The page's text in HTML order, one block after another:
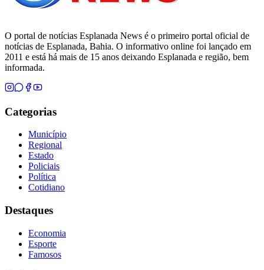
O portal de notícias Esplanada News é o primeiro portal oficial de
notícias de Esplanada, Bahia. O informativo online foi lançado em
2011 e está há mais de 15 anos deixando Esplanada e região, bem
informada.
Categorias
Município
Regional
Estado
Policiais
Política
Cotidiano
Destaques
Economia
Esporte
Famosos